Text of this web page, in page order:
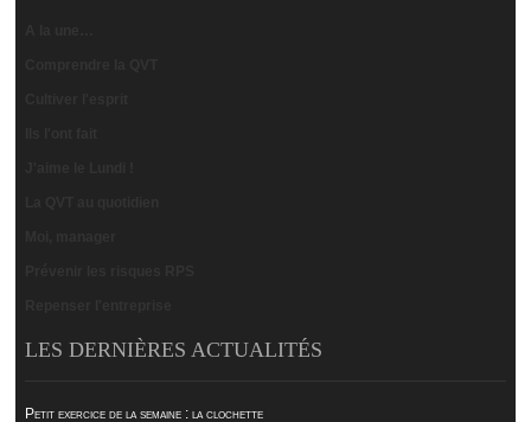
LES DERNIÈRES ACTUALITÉS
Petit exercice de la semaine : la clochette